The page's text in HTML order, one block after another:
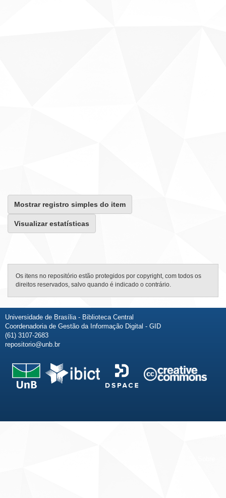
Mostrar registro simples do item
Visualizar estatísticas
Os itens no repositório estão protegidos por copyright, com todos os
direitos reservados, salvo quando é indicado o contrário.
Universidade de Brasília - Biblioteca Central
Coordenadoria de Gestão da Informação Digital - GID
(61) 3107-2683
repositorio@unb.br